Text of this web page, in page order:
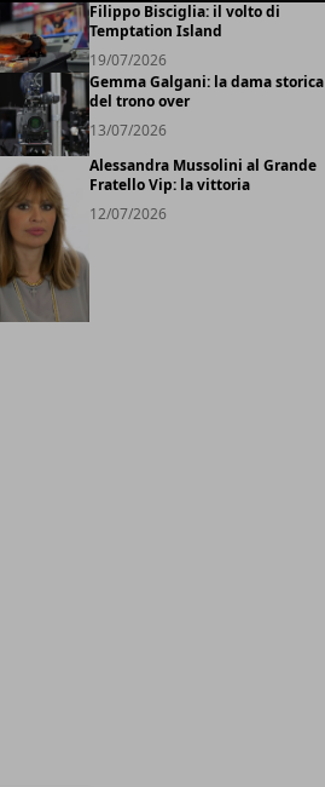
Filippo Bisciglia: il volto di
Temptation Island
19/07/2026
Gemma Galgani: la dama storica
del trono over
13/07/2026
Alessandra Mussolini al Grande
Fratello Vip: la vittoria
12/07/2026